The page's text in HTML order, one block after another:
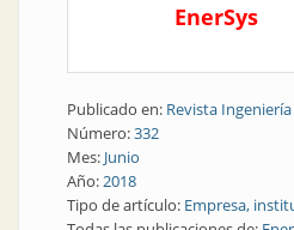
EnerSys
Publicado en: Revista
Número:332
Mes: Junio
Año:2018
Tipo de artículo: Empresa,